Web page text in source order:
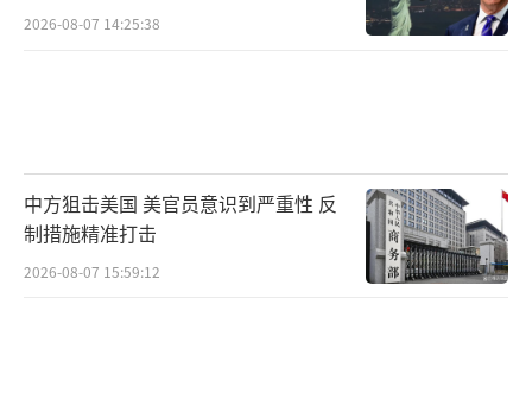
2026-08-07 14:25:38
中方狙击美国 美官员意识到严重性 反
制措施精准打击
2026-08-07 15:59:12